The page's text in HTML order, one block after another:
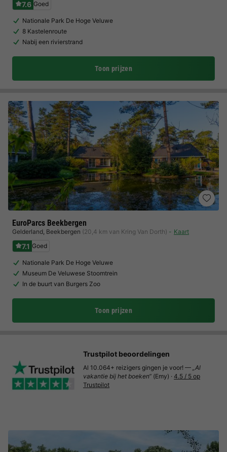
7.6 Goed
Nationale Park De Hoge Veluwe
8 Kastelenroute
Nabij een rivierstrand
Toon prijzen
EuroParcs Beekbergen
Gelderland, Beekbergen (20,4 km van Kring Van Dorth) Kaart
7.1 Goed
Nationale Park De Hoge Veluwe
Museum De Veluwese Stoomtrein
In de buurt van Burgers Zoo
Toon prijzen
Trustpilot beoordelingen
Al 10.064+ reizigers gingen je voor! — „Al
vakantie bij het boeken“ (Emy) · 4.5 / 5 op
Trustpilot